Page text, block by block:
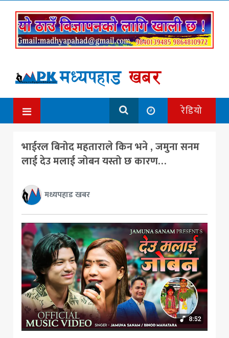
रेडियो
भाईरल बिनोद महताराले किन भने , जमुना सनम
लाई देउ मलाई जोबन यस्तो छ कारण…
मध्यपहाड खबर